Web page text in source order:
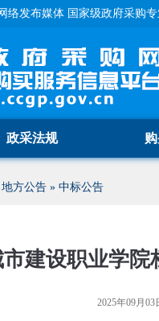
络发布媒体 国家级政府采购
政采法规
地方公告 » 中标公告
市建设职业学
2025年09月03